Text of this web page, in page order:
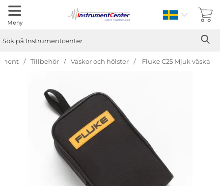
Meny Sverige
Tillbehör Väskor och hölster Fluke C25 Mjuk väska